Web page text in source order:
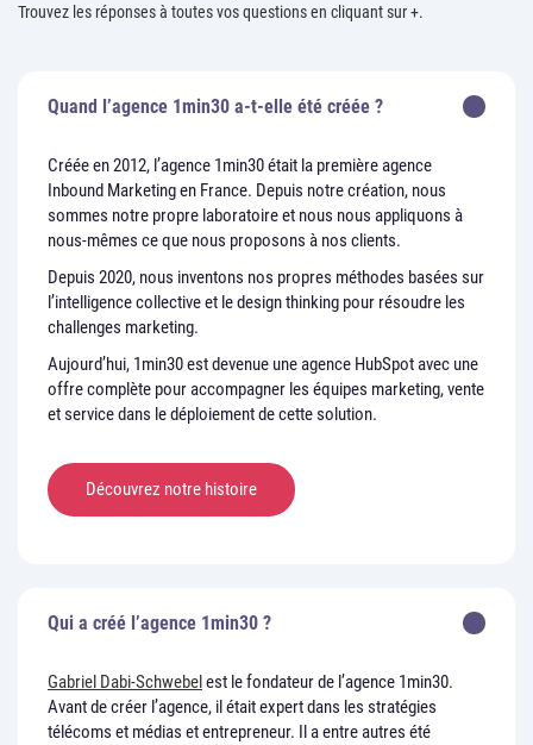
Trouvez les réponses à toutes vos questions en cliquant sur +.
Quand l’agence 1min30 a-t-elle été créée ?
Créée en 2012, l’agence 1min30 était la première agence
Inbound Marketing en France. Depuis notre création, nous
sommes notre propre laboratoire et nous nous appliquons à
nous-mêmes ce que nous proposons à nos clients.
Depuis 2020, nous inventons nos propres méthodes basées sur
l’intelligence collective et le design thinking pour résoudre les
challenges marketing.
Aujourd’hui, 1min30 est devenue une agence HubSpot avec une
offre complète pour accompagner les équipes marketing, vente
et service dans le déploiement de cette solution.
Découvrez notre histoire
Qui a créé l’agence 1min30 ?
Gabriel Dabi-Schwebelest le fondateur de l’agence 1min30.
Avant de créer l’agence, il était expert dans les stratégies
télécoms et médias et entrepreneur. Il a entre autres été